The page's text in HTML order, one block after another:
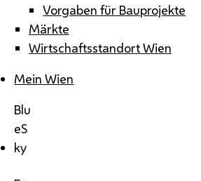
Vorgaben für Bauprojekte
Märkte
Wirtschaftsstandort Wien
Mein Wien
Blu
eS
ky